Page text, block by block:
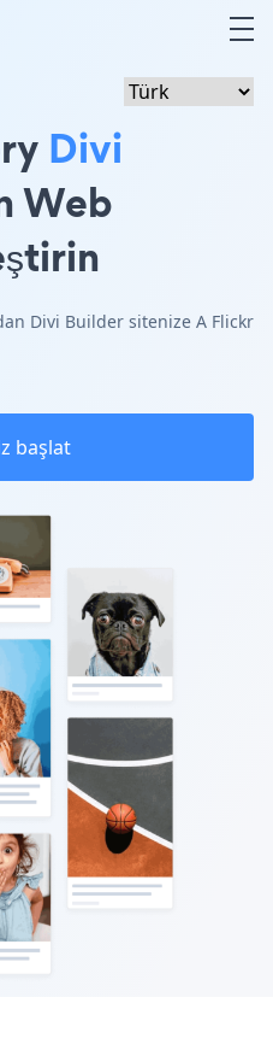
Divi
Web
Divi Builder sitenize A Flickr
başlat